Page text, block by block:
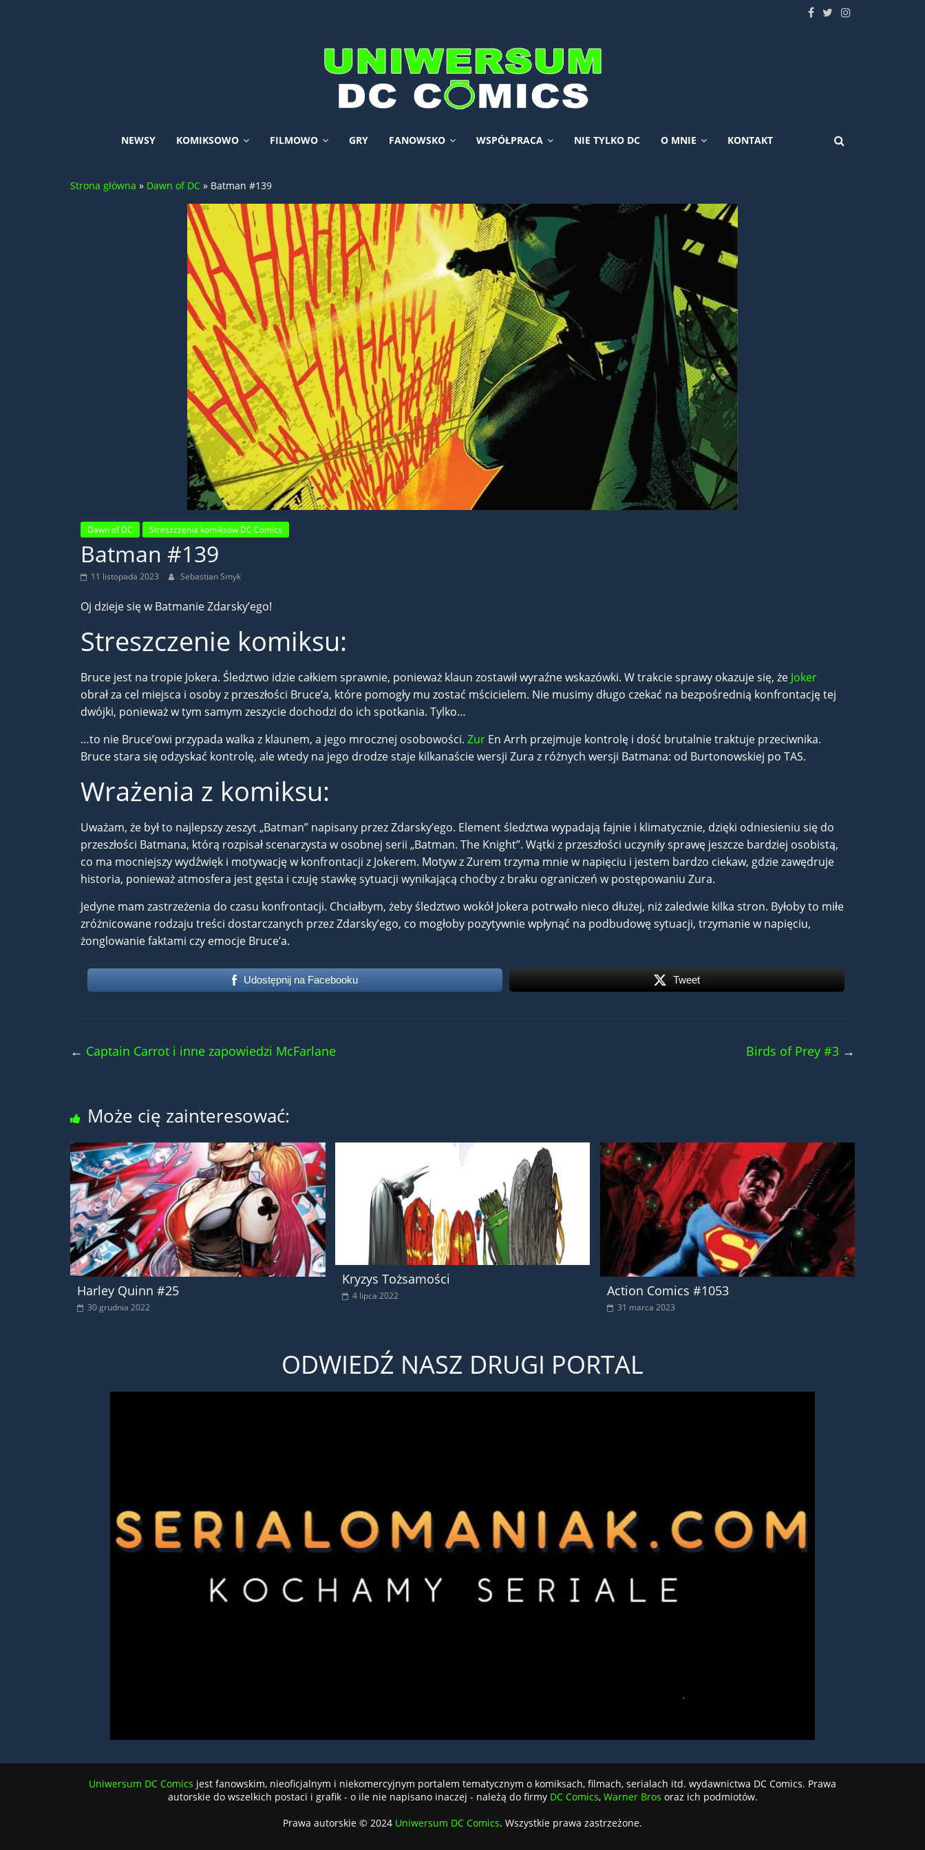
Uniwersum
Comics
NEWSY KOMIKSOWO FILMOWO GRY FANOWSKO WSPÓŁPRACA NIE TYLKO DC O MNIE KONTAKT
Strona główna » Dawn of DC » Batman #139
Dawn of DC Streszczenia komiksów DC Comics
Batman #139
11 listopada 2023 Sebastian Smyk
Oj dzieje się w Batmanie Zdarsky’ego!
Streszczenie komiksu:
Bruce jest na tropie Jokera. Śledztwo idzie całkiem sprawnie, ponieważ klaun zostawił wyraźne wskazówki. W trakcie sprawy okazuje się, że Joker
obrał za cel miejsca i osoby z przeszłości Bruce’a, które pomogły mu zostać mścicielem. Nie musimy długo czekać na bezpośrednią konfrontację tej
dwójki, ponieważ w tym samym zeszycie dochodzi do ich spotkania. Tylko…
…to nie Bruce’owi przypada walka z klaunem, a jego mrocznej osobowości. Zur En Arrh przejmuje kontrolę i dość brutalnie traktuje przeciwnika.
Bruce stara się odzyskać kontrolę, ale wtedy na jego drodze staje kilkanaście wersji Zura z różnych wersji Batmana: od Burtonowskiej po TAS.
Wrażenia z komiksu:
Uważam, że był to najlepszy zeszyt „Batman” napisany przez Zdarsky’ego. Element śledztwa wypadają fajnie i klimatycznie, dzięki odniesieniu się do
przeszłości Batmana, którą rozpisał scenarzysta w osobnej serii „Batman. The Knight”. Wątki z przeszłości uczyniły sprawę jeszcze bardziej osobistą,
co ma mocniejszy wydźwięk i motywację w konfrontacji z Jokerem. Motyw z Zurem trzyma mnie w napięciu i jestem bardzo ciekaw, gdzie zawędruje
historia, ponieważ atmosfera jest gęsta i czuję stawkę sytuacji wynikającą choćby z braku ograniczeń w postępowaniu Zura.
Jedyne mam zastrzeżenia do czasu konfrontacji. Chciałbym, żeby śledztwo wokół Jokera potrwało nieco dłużej, niż zaledwie kilka stron. Byłoby to miłe
zróżnicowane rodzaju treści dostarczanych przez Zdarsky’ego, co mogłoby pozytywnie wpłynąć na podbudowę sytuacji, trzymanie w napięciu,
żonglowanie faktami czy emocje Bruce’a.
Udostępnij na Facebooku Tweet
← Captain Carrot i inne zapowiedzi McFarlane Birds of Prey #3 →
Może cię zainteresować:
Harley Quinn #25
30 grudnia 2022
Kryzys Tożsamości
4 lipca 2022 Action Comics #1053
31 marca 2023
ODWIEDŹ NASZ DRUGI PORTAL
Uniwersum DC Comics jest fanowskim, nieoficjalnym i niekomercyjnym portalem tematycznym o komiksach, filmach, serialach itd. wydawnictwa DC Comics. Prawa
autorskie do wszelkich postaci i grafik - o ile nie napisano inaczej - należą do firmy DC Comics, Warner Bros oraz ich podmiotów.
Prawa autorskie © 2024 Uniwersum DC Comics. Wszystkie prawa zastrzeżone.